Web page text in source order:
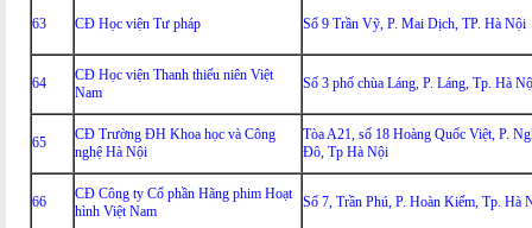
63 CĐ Học viện Tư pháp Số 9 Trần Vỹ, P. Mai Dịch, TP. Hà Nội
64
CĐ Học viện Thanh thiếu niên Việt
Nam
Số 3 phố chùa Láng, P. Láng, Tp. Hà
65
CĐ Trường ĐH Khoa học và Công
nghệ Hà Nội
Tòa A21, số 18 Hoàng Quốc Việt, P.
Đô, Tp Hà Nội
66
CĐ Công ty Cổ phần Hãng phim Hoạt
hình Việt Nam
Số 7, Trần Phú, P. Hoàn Kiếm, Tp. Hà